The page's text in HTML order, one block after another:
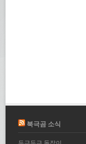
북극곰 소식